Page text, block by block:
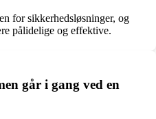
for sikkerhedsløsninger, og
pålidelige og effektive.
går i gang ved en